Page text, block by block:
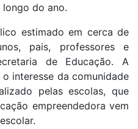
do ano.
estimado em cerca de
pais, professores e
de Educação. A
interesse da comunidade
pelas escolas, que
empreendedora vem